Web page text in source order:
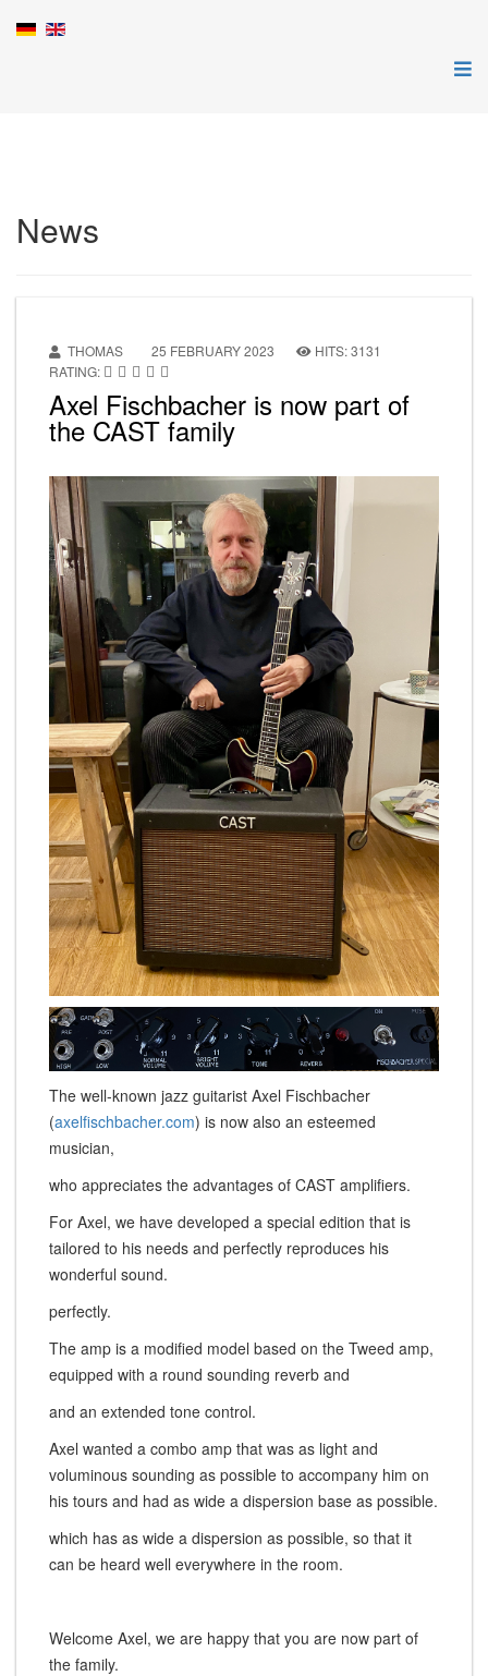
News
THOMAS 25 FEBRUARY 2023
HITS: 3131
RATING:
Axel Fischbacher is now part of
the CAST family
The well-known jazz guitarist Axel Fischbacher
(axelfischbacher.com) is now also an esteemed
musician,
who appreciates the advantages of CAST amplifiers.
For Axel, we have developed a special edition that is
tailored to his needs and perfectly reproduces his
wonderful sound.
perfectly.
The amp is a modified model based on the Tweed amp,
equipped with a round sounding reverb and
and an extended tone control.
Axel wanted a combo amp that was as light and
voluminous sounding as possible to accompany him on
his tours and had as wide a dispersion base as possible.
which has as wide a dispersion as possible, so that it
can be heard well everywhere in the room.
Welcome Axel, we are happy that you are now part of
the family.